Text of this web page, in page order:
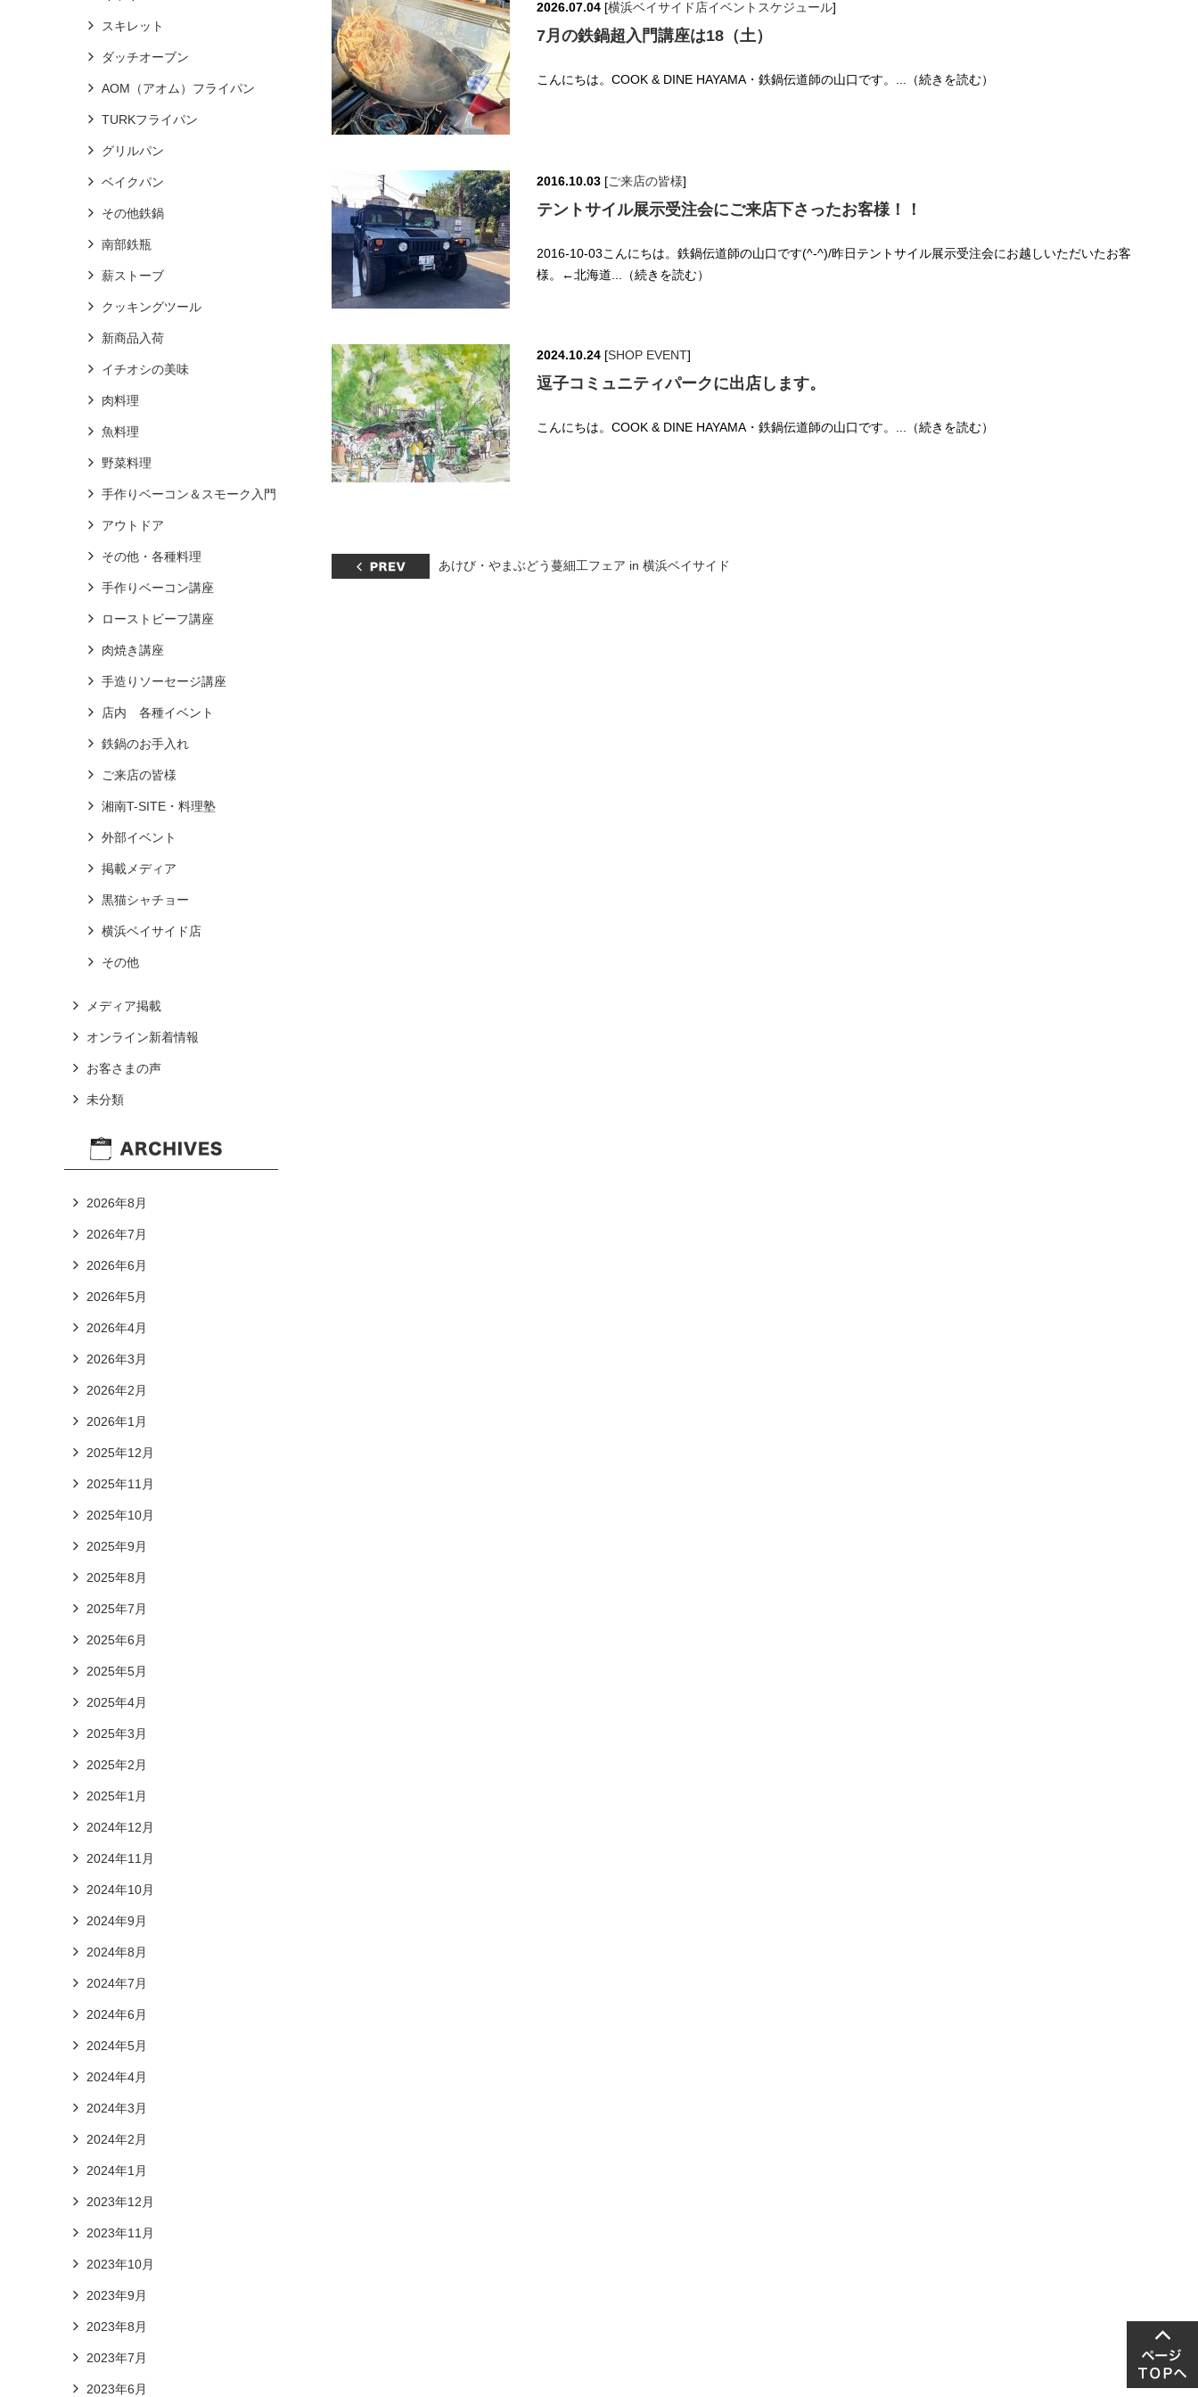
2026.07.04 [横浜ベイサイド店イベントスケジュール]
7月の鉄鍋超入門講座は18（土）
こんにちは。COOK & DINE HAYAMA・鉄鍋伝道師の山口です。...（続きを読む）
2016.10.03 [ご来店の皆様]
テントサイル展示受注会にご来店下さったお客様！！
2016-10-03こんにちは。鉄鍋伝道師の山口です(^-^)/昨日テントサイル展示受注会にお越しいただいたお客
様。←北海道...（続きを読む）
2024.10.24 [SHOP EVENT]
逗子コミュニティパークに出店します。
こんにちは。COOK & DINE HAYAMA・鉄鍋伝道師の山口です。...（続きを読む）
あけび・やまぶどう蔓細工フェア in 横浜ベイサイド
スキレット
ダッチオーブン
AOM（アオム）フライパン
TURKフライパン
グリルパン
ベイクパン
その他鉄鍋
南部鉄瓶
薪ストーブ
クッキングツール
新商品入荷
イチオシの美味
肉料理
魚料理
野菜料理
手作りベーコン＆スモーク入門
アウトドア
その他・各種料理
手作りベーコン講座
ローストビーフ講座
肉焼き講座
手造りソーセージ講座
店内 各種イベント
鉄鍋のお手入れ
ご来店の皆様
湘南T-SITE・料理塾
外部イベント
掲載メディア
黒猫シャチョー
横浜ベイサイド店
その他
メディア掲載
オンライン新着情報
お客さまの声
未分類
2026年8月
2026年7月
2026年6月
2026年5月
2026年4月
2026年3月
2026年2月
2026年1月
2025年12月
2025年11月
2025年10月
2025年9月
2025年8月
2025年7月
2025年6月
2025年5月
2025年4月
2025年3月
2025年2月
2025年1月
2024年12月
2024年11月
2024年10月
2024年9月
2024年8月
2024年7月
2024年6月
2024年5月
2024年4月
2024年3月
2024年2月
2024年1月
2023年12月
2023年11月
2023年10月
2023年9月
2023年8月
2023年7月
2023年6月